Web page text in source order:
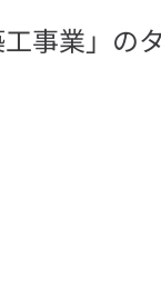
工事業」の